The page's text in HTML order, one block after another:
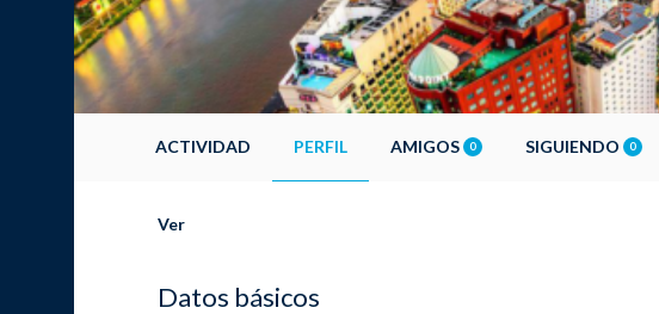
ACTIVIDAD PERFIL AMIGOS 0 SIGUIENDO 0
Ver
Datos básicos